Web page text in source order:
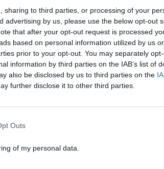
sharing to third parties, or processing of your
advertising by us, please use the below opt-out
that after your opt-out request is processed
based on personal information utilized by us
prior to your opt-out. You may separately
information by third parties on the IAB’s list of
also be disclosed by us to third parties on the
further disclose it to other third parties.
Outs
of my personal data.